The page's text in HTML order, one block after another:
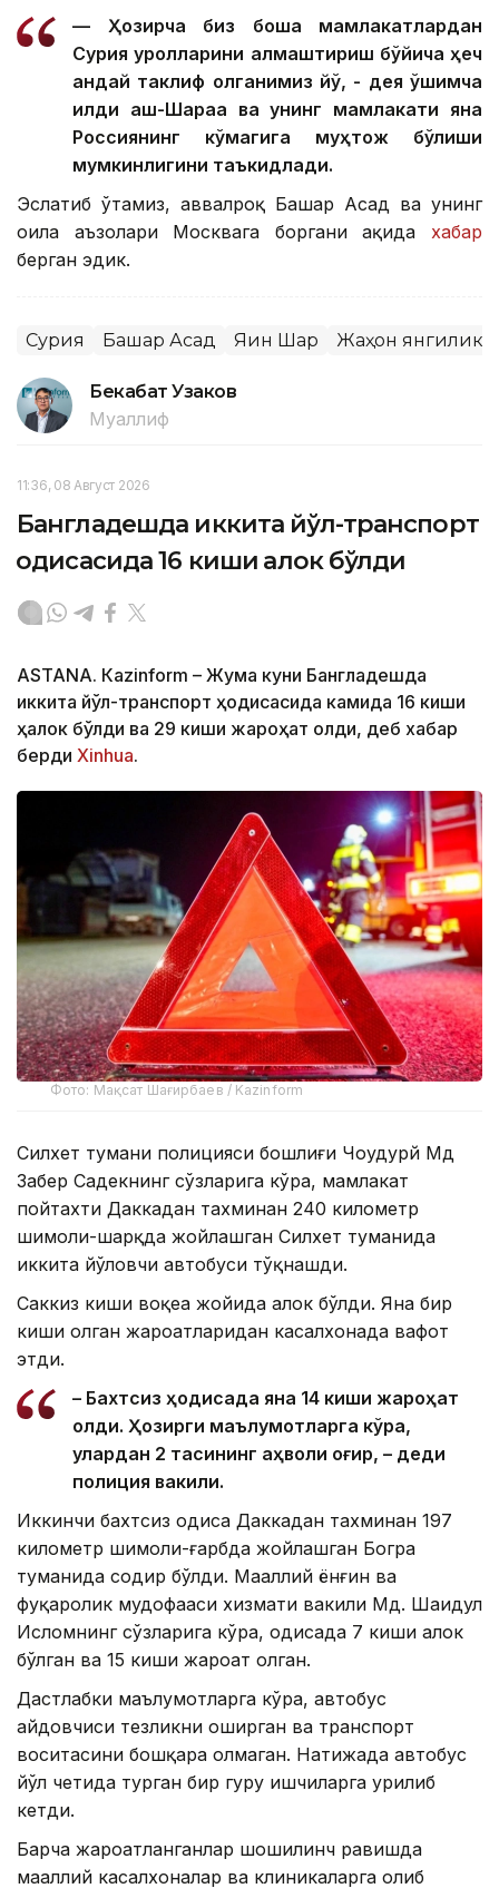
— Ҳозирча биз бошқа мамлакатлардан
Сурия қуролларини алмаштириш бўйича ҳеч
қандай таклиф олганимиз йўқ, - дея қўшимча
қилди аш-Шараа ва унинг мамлакати яна
Россиянинг кўмагига муҳтож бўлиши
мумкинлигини таъкидлади.
Эслатиб ўтамиз, аввалроқ Башар Асад ва унинг
оила аъзолари Москвага боргани ҳақида хабар
берган эдик.
Сурия Башар Асад Яқин Шарқ Жаҳон
Бекабат Узаков
Муаллиф
11:36, 08 Август 2026
Бангладешда иккита йўл-транспорт
ҳодисасида 16 киши ҳалок бўлди
ASTANА. Кazinform – Жума куни Бангладешда
иккита йўл-транспорт ҳодисасида камида 16 киши
ҳалок бўлди ва 29 киши жароҳат олди, деб хабар
берди Xinhua.
Фото: Мақсат Шағирбаев / Kazinform
Силхет тумани полицияси бошлиғи Чоудҳурй Мд
Забер Садекнинг сўзларига кўра, мамлакат
пойтахти Даккадан тахминан 240 километр
шимоли-шарқда жойлашган Силхет туманида
иккита йўловчи автобуси тўқнашди.
Саккиз киши воқеа жойида ҳалок бўлди. Яна бир
киши олган жароҳатларидан касалхонада вафот
этди.
– Бахтсиз ҳодисада яна 14 киши жароҳат
олди. Ҳозирги маълумотларга кўра,
улардан 2 тасининг аҳволи оғир, – деди
полиция вакили.
Иккинчи бахтсиз ҳодиса Даккадан тахминан 197
километр шимоли-ғарбда жойлашган Богра
туманида содир бўлди. Маҳаллий ёнғин ва
фуқаролик мудофааси хизмати вакили Мд. Шаҳидул
Исломнинг сўзларига кўра, ҳодисада 7 киши ҳалок
бўлган ва 15 киши жароҳат олган.
Дастлабки маълумотларга кўра, автобус
ҳайдовчиси тезликни оширган ва транспорт
воситасини бошқара олмаган. Натижада автобус
йўл четида турган бир гуруҳ ишчиларга урилиб
кетди.
Барча жароҳатланганлар шошилинч равишда
маҳаллий касалхоналар ва клиникаларга олиб